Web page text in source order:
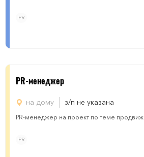
PR
PR-менеджер
на дому з/п не указана
PR-менеджер на проект по теме
PR